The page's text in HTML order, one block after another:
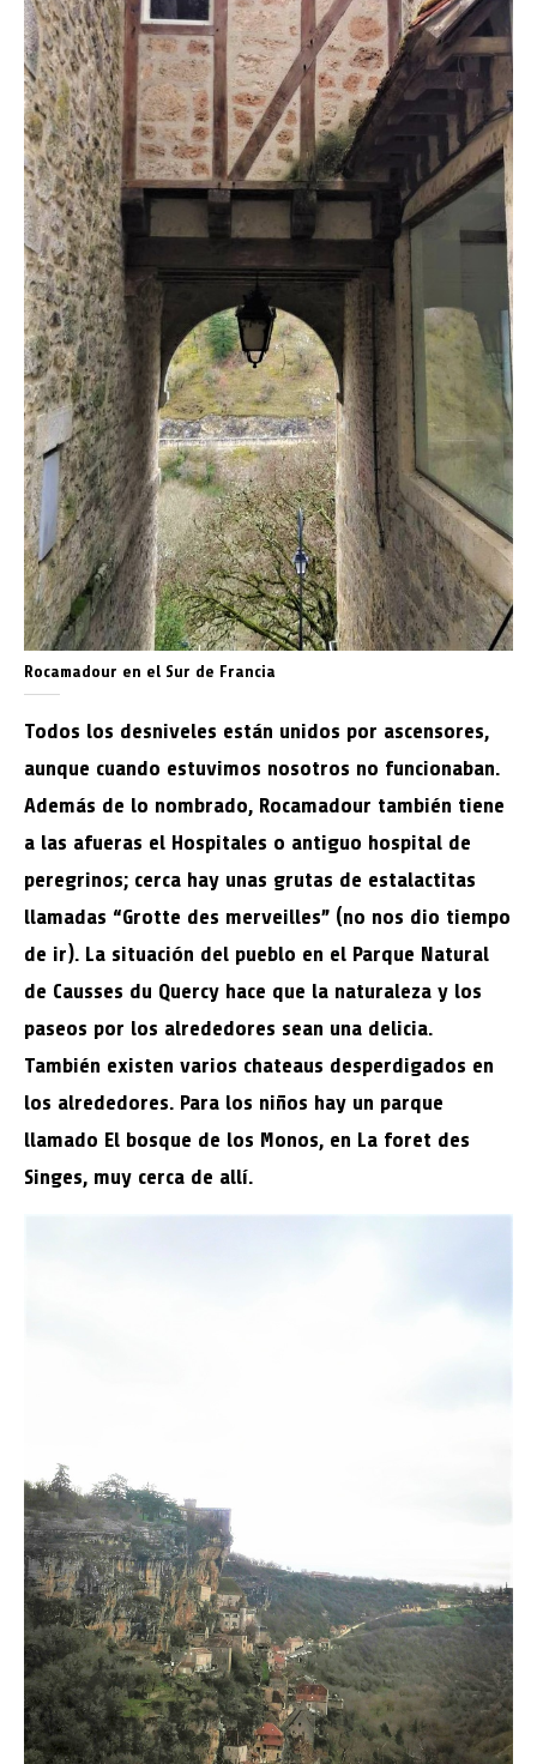
Rocamadour en el Sur de Francia
Todos los desniveles están unidos por ascensores,
aunque cuando estuvimos nosotros no funcionaban.
Además de lo nombrado, Rocamadour también tiene
a las afueras el Hospitales o antiguo hospital de
peregrinos; cerca hay unas grutas de estalactitas
llamadas “Grotte des merveilles” (no nos dio tiempo
de ir). La situación del pueblo en el Parque Natural
de Causses du Quercy hace que la naturaleza y los
paseos por los alrededores sean una delicia.
También existen varios chateaus desperdigados en
los alrededores. Para los niños hay un parque
llamado El bosque de los Monos, en La foret des
Singes, muy cerca de allí.